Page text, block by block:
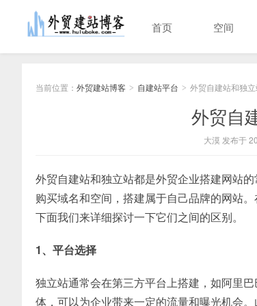
首页 空间
当前位置： 外贸建站博客 > 自建站平台 > 外贸自建站和独
外贸自
大漠 发布于
外贸自建站和独立站都是外贸企业搭建网站
购买域名和空间，搭建属于自己品牌的网站
下面我们来详细探讨一下它们之间的区别。
1、平台选择
独立站通常会在第三方平台上搭建，如阿里
体，可以为企业带来一定的流量和曝光机会